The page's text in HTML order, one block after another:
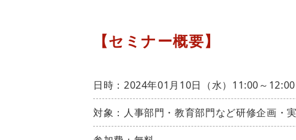
【セミナー概要】
日時：2024年01月10日（水）11:00～12:00
対象：人事部門・教育部門など研修企画・